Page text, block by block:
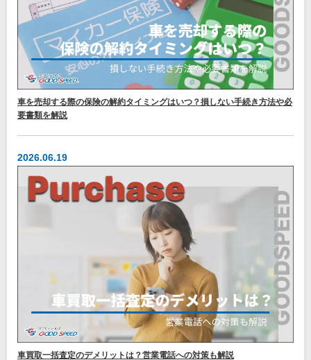
車を売却する際の保険の解約タイミングはいつ？損しない手続き方法や必
要書類を解説
2026.06.19
車買取一括査定のデメリットは？営業電話への対策も解説